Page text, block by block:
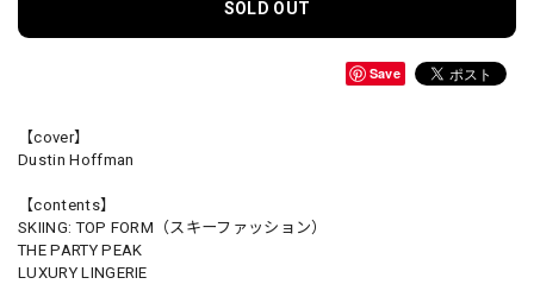
SOLD OUT
Save
【cover】
Dustin Hoffman
【contents】
SKIING: TOP FORM（スキーファッション）
THE PARTY PEAK
LUXURY LINGERIE